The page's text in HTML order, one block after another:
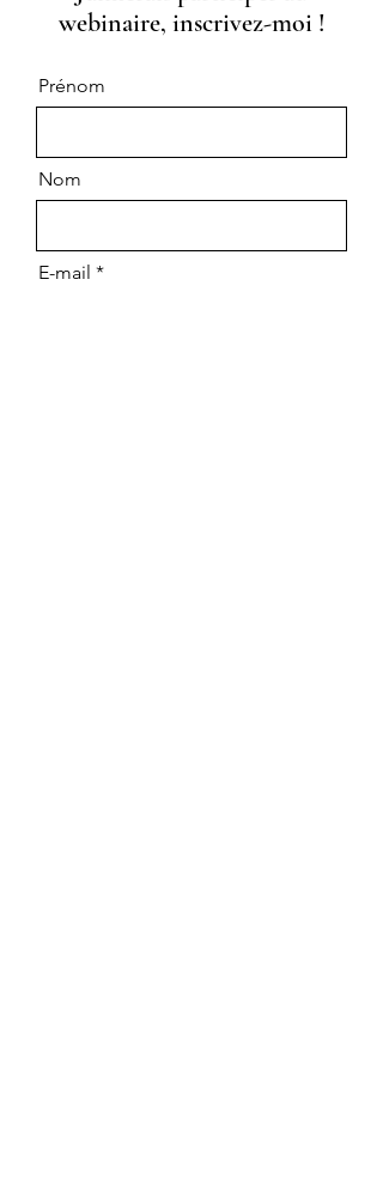
webinaire, inscrivez-moi !
Prénom
Nom
E-mail